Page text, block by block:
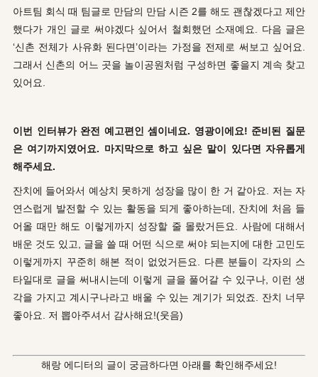
아트팀 회식 때 팀글로 만담의 만담 시즌 2를 해도 괜찮겠다고 제안
했다가 개인 글로 써야겠다 싶어서 철회했던 소재예요. 다음 글은
‘신촌 전체가 사유화 된다면’이라는 가정을 전제로 써보고 싶어요.
그래서 신촌의 어느 곳을 놀이공원처럼 구성하면 좋을지 계속 찾고
있어요.
이번 인터뷰가 완전 예고편인 셈이네요. 영광이에요! 준비된 질문
은 여기까지였어요. 마지막으로 하고 싶은 말이 있다면 자유롭게
해주세요.
잔치에 들어와서 예상치 못하게 성장을 많이 한 거 같아요. 저는 자
연스럽게 발전할 수 있는 활동을 되게 좋아하는데, 잔치에 처음 들
어올 때만 해도 이렇게까지 성장할 줄 몰랐거든요. 사람에 대해서
배운 것도 있고, 글을 쓸 때 어떤 식으로 써야 되는지에 대한 고민도
이렇게까지 꾸준히 해본 적이 없었거든요. 다른 분들이 각자의 스
타일대로 글을 써내시는데 이렇게 글을 풀어갈 수 있구나, 이런 생
각을 가지고 계시구나라고 배울 수 있는 계기가 되었죠. 잔치 너무
좋아요. 저 뽑아주셔서 감사해요!(웃음)
해랑 에디터의 글이 궁금하다면 아래를 확인해주세요!